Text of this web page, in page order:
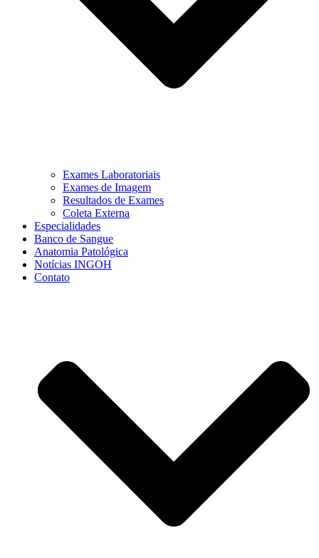
Exames Laboratoriais
Exames de Imagem
Resultados de Exames
Coleta Externa
Especialidades
Banco de Sangue
Anatomia Patológica
Notícias INGOH
Contato